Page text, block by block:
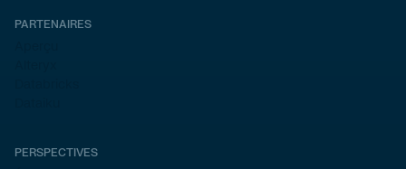
PARTENAIRES
PERSPECTIVES